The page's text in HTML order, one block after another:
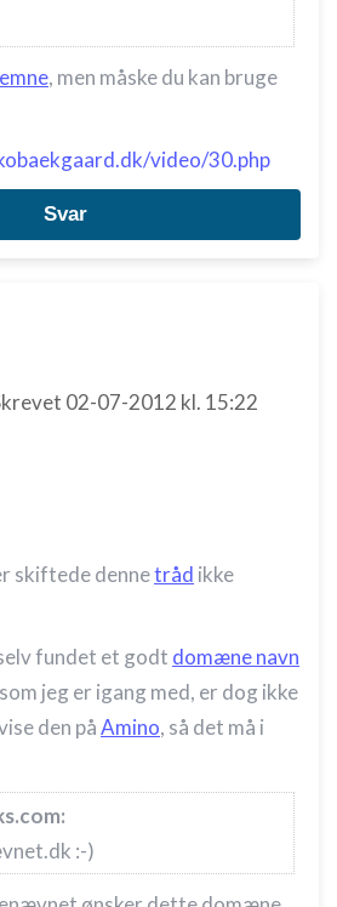
emne, men måske du kan bruge
video/30.php
Svar
02-07-2012 kl. 15:22
skiftede dennetråd ikke
fundet et godt domæne navn
jeg er igang med, er dog ikke
den påAmino, så det må i
:-)
tilpasset indhold
statistikker eller
til at vælge
på aktivt